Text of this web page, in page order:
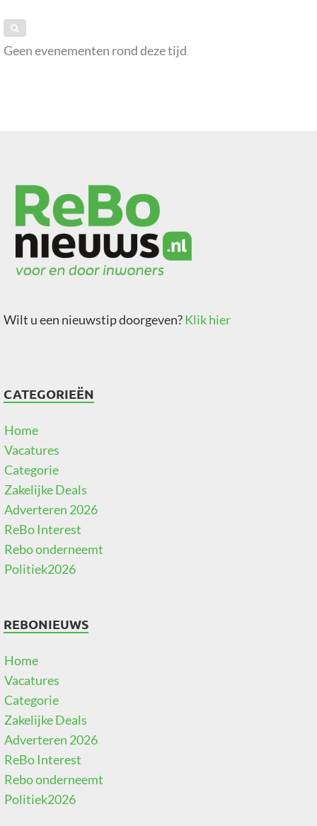
Geen evenementen rond deze tijd
Wilt u een nieuwstip doorgeven?Klik hier
CATEGORIEËN
Home
Vacatures
Categorie
Zakelijke Deals
Adverteren 2026
ReBo Interest
Rebo onderneemt
Politiek2026
REBONIEUWS
Home
Vacatures
Categorie
Zakelijke Deals
Adverteren 2026
ReBo Interest
Rebo onderneemt
Politiek2026